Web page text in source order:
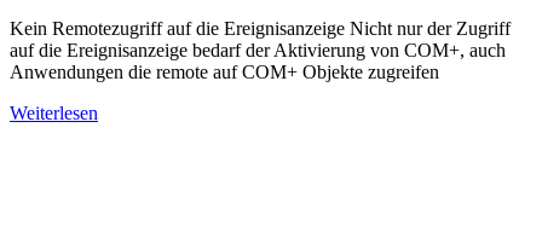
Kein Remotezugriff auf die Ereignisanzeige Nicht nur der Zugriff
auf die Ereignisanzeige bedarf der Aktivierung von COM+, auch
Anwendungen die remote auf COM+ Objekte zugreifen
Weiterlesen